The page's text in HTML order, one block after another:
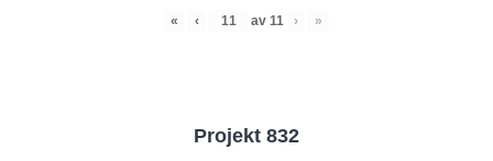
« ‹ av 11 › »
Projekt 832